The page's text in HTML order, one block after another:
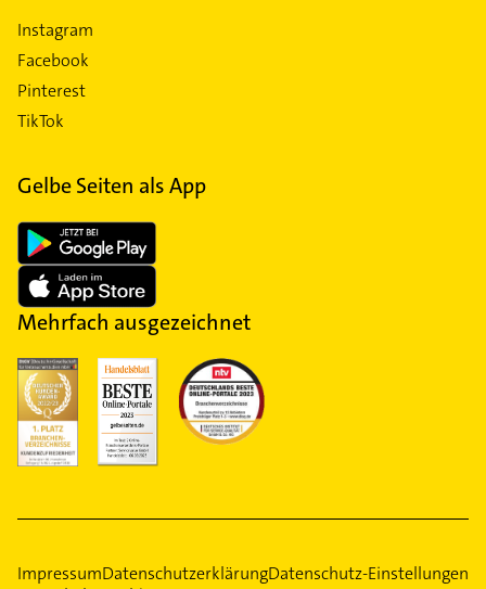
Instagram
Facebook
Pinterest
TikTok
Gelbe Seiten als App
Mehrfach ausgezeichnet
ImpressumDatenschutzerklärungDatenschutz-Einstellungen